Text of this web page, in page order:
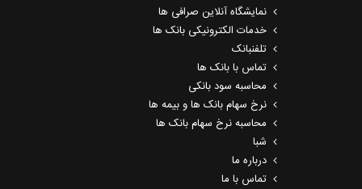
نمایشگاه آنلاین صرافی ها
خدمات الکترونیکی بانک ها
تلفنبانک
تماس با بانک ها
محاسبه سود بانکی
نرخ سهام بانک ها و بیمه ها
محاسبه نرخ سهام بانک ها
شبا
درباره ما
تماس با ما